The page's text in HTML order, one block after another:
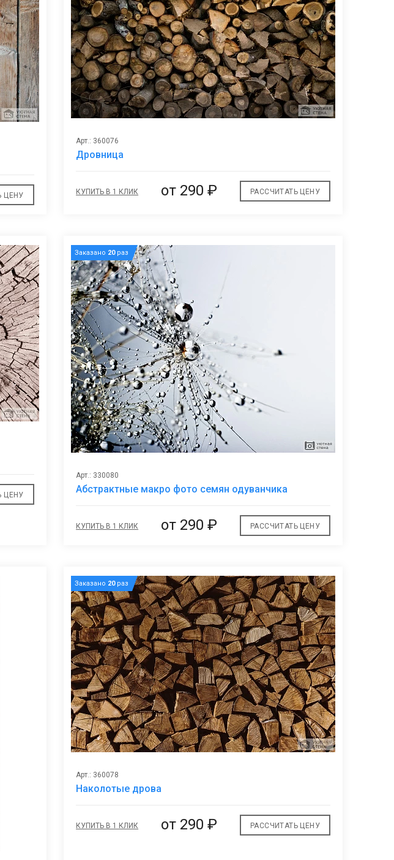
ЦЕНУ
Арт.: 360076
Дровница
КУПИТЬ В 1 КЛИК от 290 ₽ РАССЧИТАТЬ ЦЕНУ
ЦЕНУ
Заказано 20раз
Арт.: 330080
Абстрактные макро фото семян одуванчика
КУПИТЬ В 1 КЛИК от 290 ₽ РАССЧИТАТЬ ЦЕНУ
Заказано 20раз
Арт.: 360078
Наколотые дрова
КУПИТЬ В 1 КЛИК от 290 ₽ РАССЧИТАТЬ ЦЕНУ